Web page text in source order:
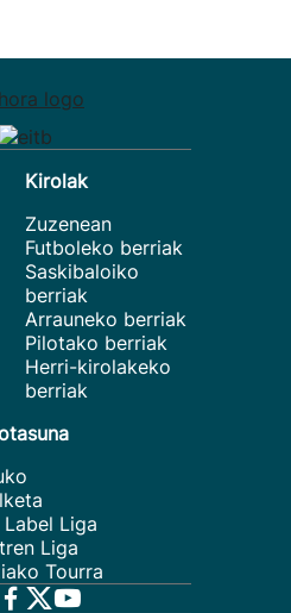
Kirolak
Zuzenean
Futboleko berriak
Saskibaloiko
berriak
Arrauneko berriak
Pilotako berriak
Herri-kirolakeko
berriak
Label Liga
Liga
Tourra